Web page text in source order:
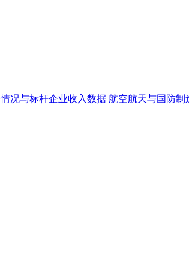
况与标杆企业收入数据 航空航天与国防制